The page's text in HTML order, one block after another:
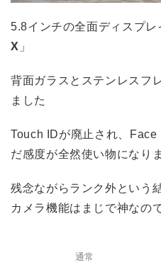
5.8インチの全面ディスプレ
X 」
背面ガラスとステンレスフ
ました
Touch IDが廃止され、Face
だ感度が全然使い物になり
残念ながらランク外という
カメラ機能はまじで神なの
通常